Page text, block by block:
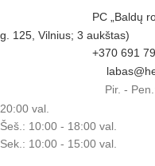
PC „Baldų
g. 125, Vilnius; 3 aukštas)
+370 691
Pir. -
20:00 val.
Šeš.: 10:00 - 18:00 val.
Sek.: 10:00 - 15:00 val.